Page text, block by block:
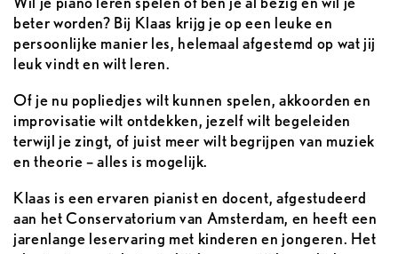
beter worden? Bij Klaas krijg je op een leuke en
persoonlijke manier les, helemaal afgestemd op wat jij
leuk vindt en wilt leren.
Of je nu popliedjes wilt kunnen spelen, akkoorden en
improvisatie wilt ontdekken, jezelf wilt begeleiden
terwijl je zingt, of juist meer wilt begrijpen van muziek
en theorie – alles is mogelijk.
Klaas is een ervaren pianist en docent, afgestudeerd
aan het Conservatorium van Amsterdam, en heeft een
jarenlange leservaring met kinderen en jongeren. Het